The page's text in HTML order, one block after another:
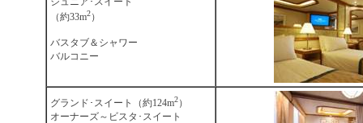
（約33m2）
バスタブ＆シャワー
バルコニー
グランド･スイート（約124m2）
オーナーズ～ビスタ･スイート